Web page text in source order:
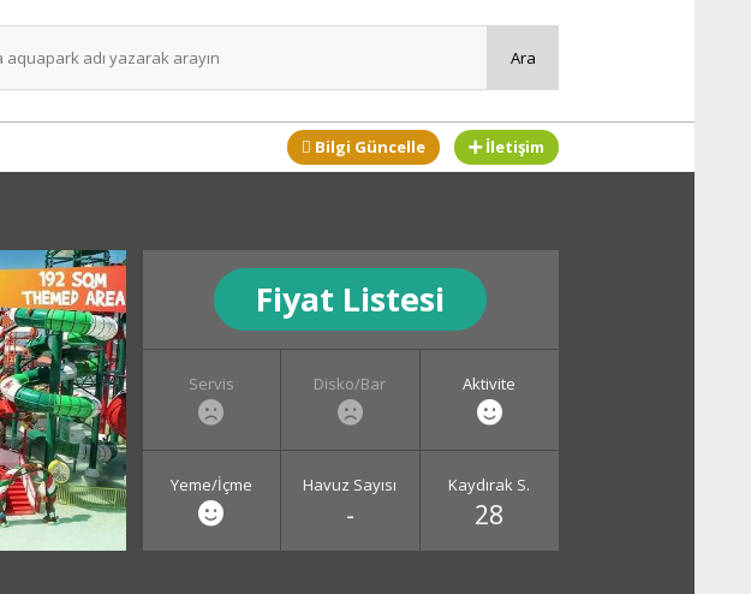
Bilgi Güncelle İletişim
Fiyat Listesi
Servis Disko/Bar Aktivite
Yeme/İçme Havuz Sayısı
-
Kaydırak S.
28